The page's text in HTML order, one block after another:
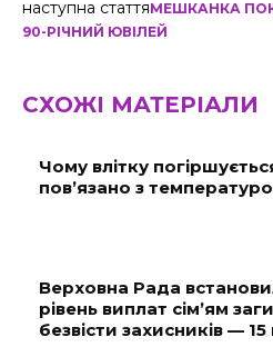
наступна статтяМЕШКАНКА
90-РІЧНИЙ ЮВІЛЕЙ
СХОЖІ МАТЕРІАЛИ
Чому влітку
пов’язано з
Верховна Рада
рівень виплат сім’ям
безвісти захисників —